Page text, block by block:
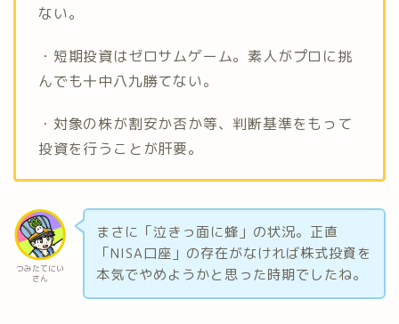
ない。
・短期投資はゼロサムゲーム。素人がプロに挑
んでも十中八九勝てない。
・対象の株が割安か否か等、判断基準をもって
投資を行うことが肝要。
つみたてにい
さん
まさに「泣きっ面に蜂」の状況。正直
「NISA口座」の存在がなければ株式投資を
本気でやめようかと思った時期でしたね。